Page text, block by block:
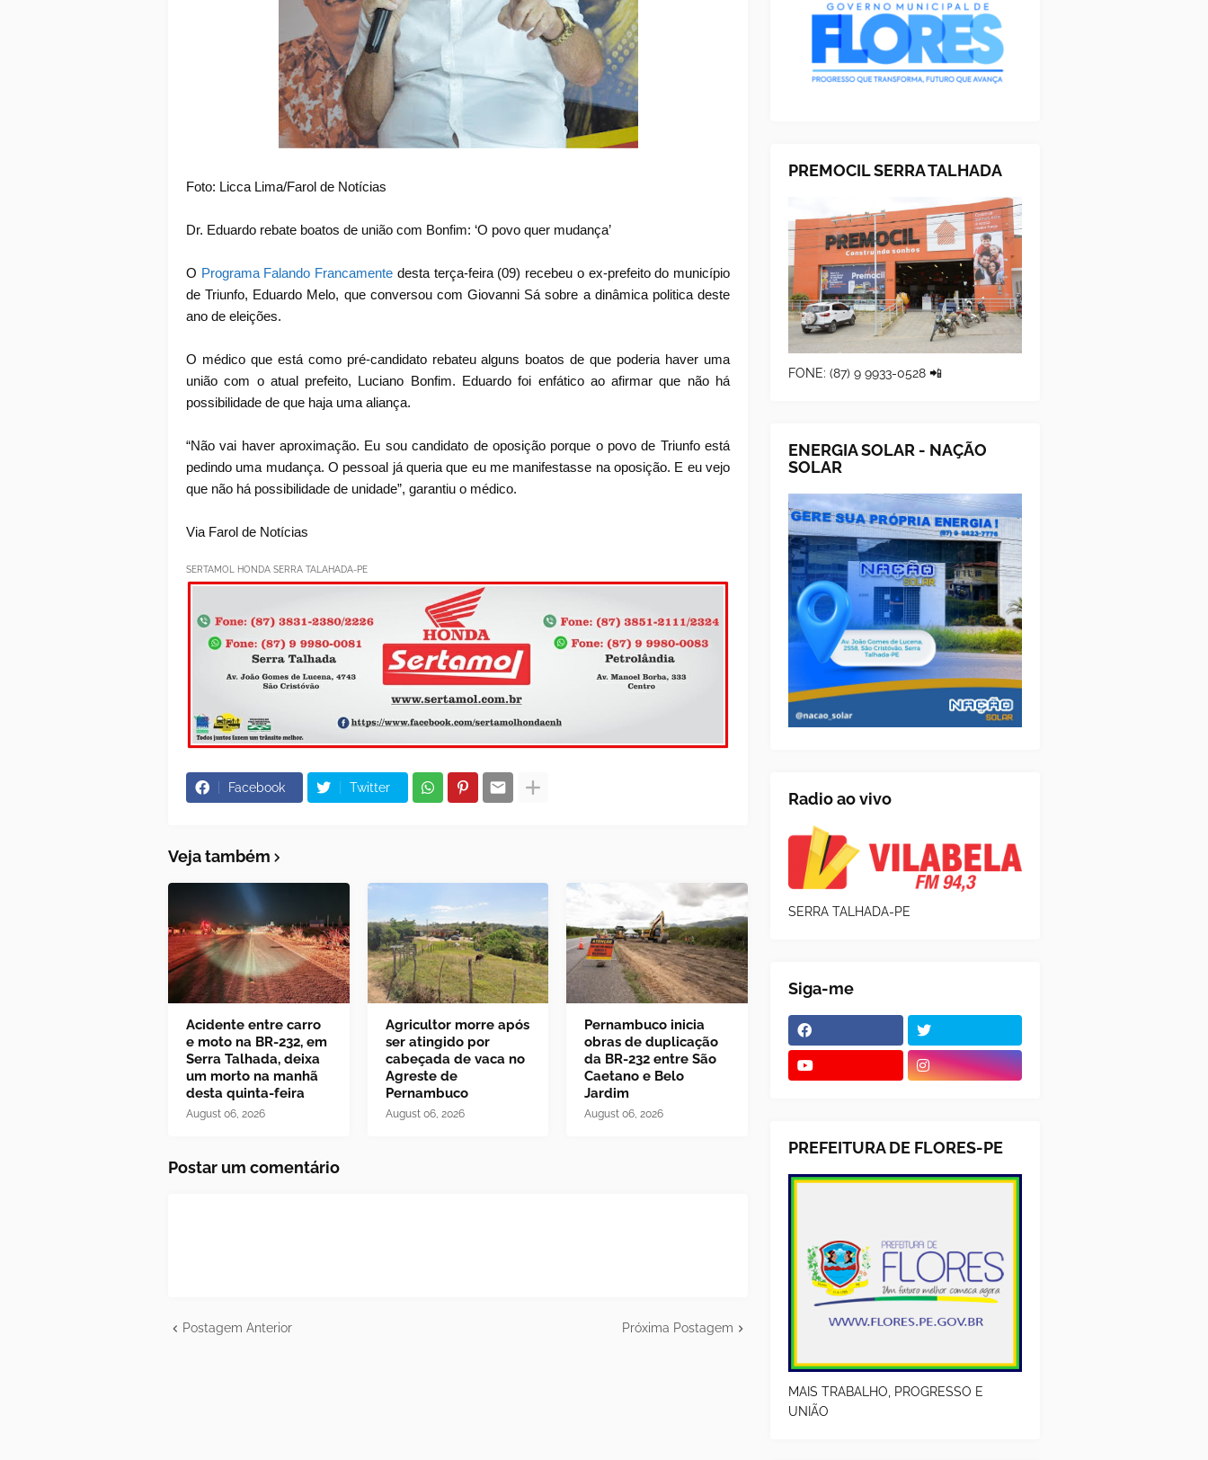
Foto: Licca Lima/Farol de Notícias
Dr. Eduardo rebate boatos de união com Bonfim: ‘O povo quer mudança’
O Programa Falando Francamente desta terça-feira (09) recebeu o ex-prefeito do município
de Triunfo, Eduardo Melo, que conversou com Giovanni Sá sobre a dinâmica politica deste
ano de eleições.
O médico que está como pré-candidato rebateu alguns boatos de que poderia haver uma
união com o atual prefeito, Luciano Bonfim. Eduardo foi enfático ao afirmar que não há
possibilidade de que haja uma aliança.
“Não vai haver aproximação. Eu sou candidato de oposição porque o povo de Triunfo está
pedindo uma mudança. O pessoal já queria que eu me manifestasse na oposição. E eu vejo
que não há possibilidade de unidade”, garantiu o médico.
Via Farol de Notícias
SERTAMOL HONDA SERRA TALAHADA-PE
Facebook Twitter
Veja também
Acidente entre carro
e moto na BR-232, em
Serra Talhada, deixa
um morto na manhã
desta quinta-feira
August 06, 2026
Agricultor morre após
ser atingido por
cabeçada de vaca no
Agreste de
Pernambuco
August 06, 2026
Pernambuco inicia
obras de duplicação
da BR-232 entre São
Caetano e Belo
Jardim
August 06, 2026
Postar um comentário
Postagem Anterior Próxima Postagem
PREMOCIL SERRA TALHADA
FONE: (87) 9 9933-0528 📲
ENERGIA SOLAR - NAÇÃO
SOLAR
Radio ao vivo
SERRA TALHADA-PE
Siga-me
PREFEITURA DE FLORES-PE
MAIS TRABALHO, PROGRESSO E
UNIÃO